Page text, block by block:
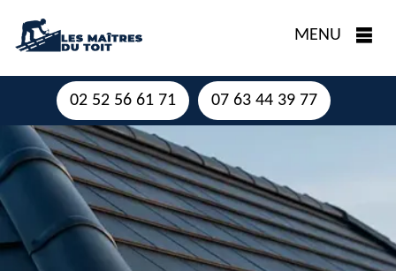
MENU
02 52 56 61 71 07 63 44 39 77